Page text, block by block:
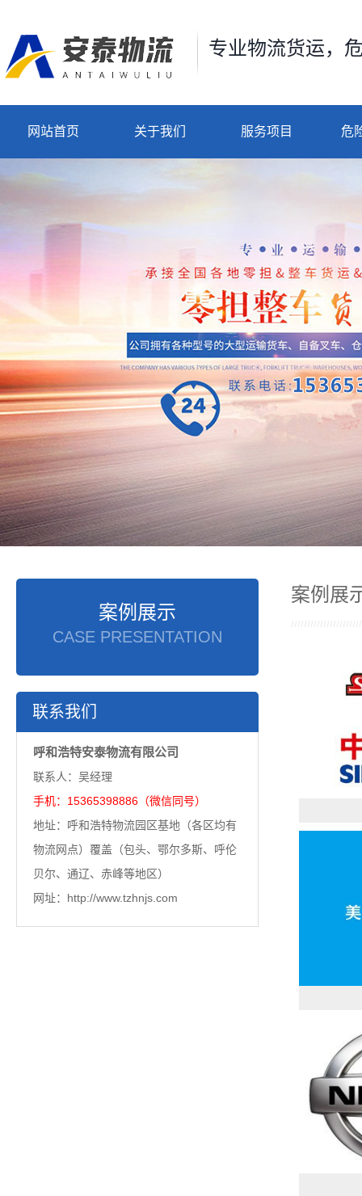
专业物流货运，
网站首页 关于我们 服务项目 危
案例展示
CASE PRESENTATION
联系我们
呼和浩特安泰物流有限公司
联系人：吴经理
手机：15365398886（微信同号）
地址：呼和浩特物流园区基地（各区均有
物流网点）覆盖（包头、鄂尔多斯、呼伦
贝尔、通辽、赤峰等地区）
网址：http://www.tzhnjs.com
案例展